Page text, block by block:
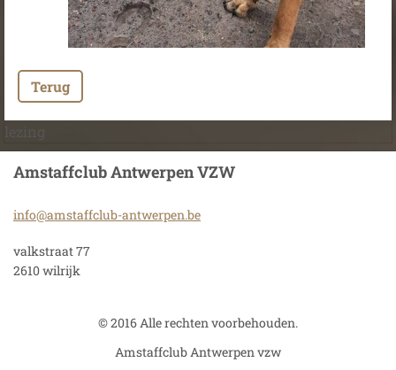
Terug
lezing
Amstaffclub Antwerpen VZW
info@amstaffclub-antwerpen.be
valkstraat 77
2610 wilrijk
© 2016 Alle rechten voorbehouden.
Amstaffclub Antwerpen vzw